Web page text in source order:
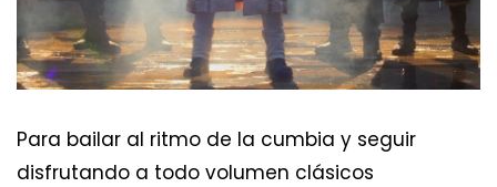
Para bailar al ritmo de la cumbia y seguir
disfrutando a todo volumen clásicos